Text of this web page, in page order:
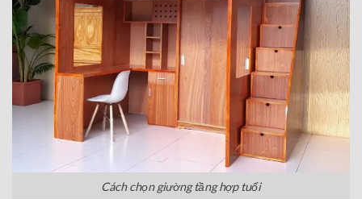
Cách chọn giường tầng hợp tuổi